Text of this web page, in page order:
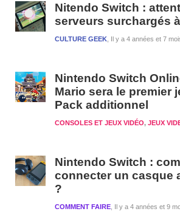
Nitendo Switch :
serveurs surchargés
Il y a 4 années et 7
CULTURE GEEK
Nintendo Switch
Mario sera le premier
Pack additionnel
CONSOLES ET JEUX VIDÉO, JEUX
Nintendo Switch :
connecter un casque
?
Il y a 4 années et 9
COMMENT FAIRE